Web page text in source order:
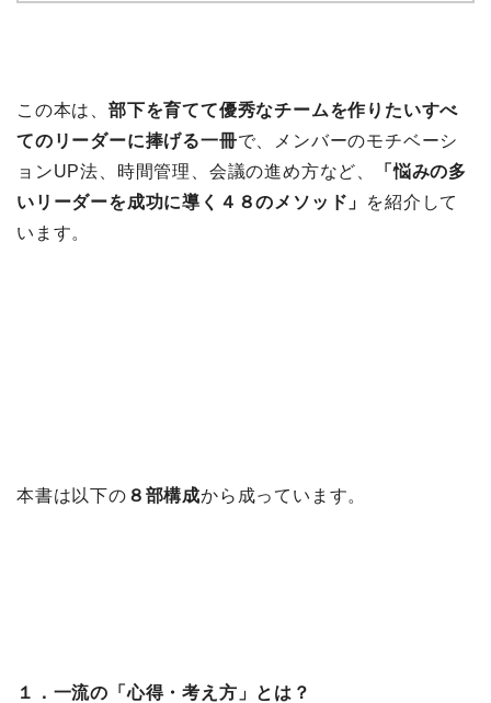
この本は、 部下を育てて優秀なチームを作りたいすべ
てのリーダーに捧げる一冊で、メンバーのモチベーシ
ョンUP法、時間管理、会議の進め方など、
「悩みの多
いリーダーを成功に導く４８のメソッド」
を紹介して
います。
本書は以下の ８部構成から成っています。
１．一流の「心得・考え方」とは？